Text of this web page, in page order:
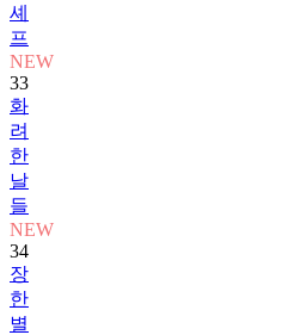
셰
프
NEW
33
화
려
한
날
들
NEW
34
장
한
별